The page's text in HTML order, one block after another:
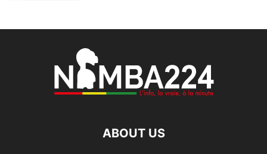
ABOUT US